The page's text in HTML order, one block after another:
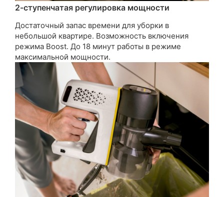
2-ступенчатая регулировка мощности
Достаточный запас времени для уборки в
небольшой квартире. Возможность включения
режима Boost. До 18 минут работы в режиме
максимальной мощности.